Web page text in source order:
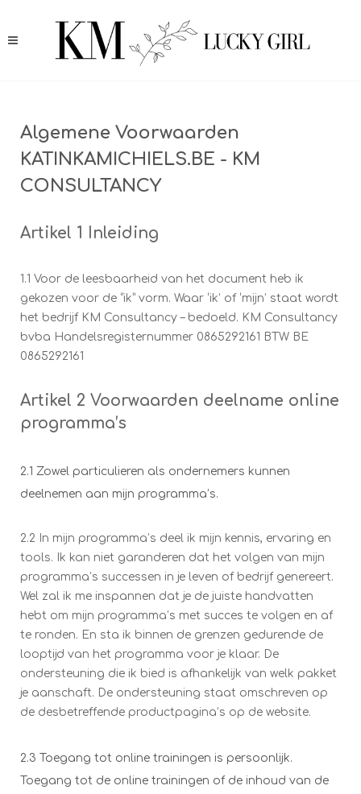
Algemene Voorwaarden
KATINKAMICHIELS.BE - KM
CONSULTANCY
Artikel 1 Inleiding
1.1 Voor de leesbaarheid van het document heb ik
gekozen voor de “ik” vorm. Waar ‘ik’ of ‘mijn’ staat wordt
het bedrijf KM Consultancy – bedoeld. KM Consultancy
bvba Handelsregisternummer 0865292161 BTW BE
0865292161
Artikel 2 Voorwaarden deelname online
programma’s
2.1 Zowel particulieren als ondernemers kunnen
deelnemen aan mijn programma’s.
2.2 In mijn programma’s deel ik mijn kennis, ervaring en
tools. Ik kan niet garanderen dat het volgen van mijn
programma’s successen in je leven of bedrijf genereert.
Wel zal ik me inspannen dat je de juiste handvatten
hebt om mijn programma’s met succes te volgen en af
te ronden. En sta ik binnen de grenzen gedurende de
looptijd van het programma voor je klaar. De
ondersteuning die ik bied is afhankelijk van welk pakket
je aanschaft. De ondersteuning staat omschreven op
de desbetreffende productpagina’s op de website.
2.3 Toegang tot online trainingen is persoonlijk.
Toegang tot de online trainingen of de inhoud van de